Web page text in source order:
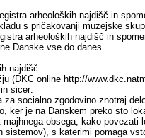
arheoloških najdišč in
s pričakovanji muzejske
arheoloških najdišč in
Danske vse do danes.
najdišč
(DKC online http://
sicer:
socialno zgodovino znotraj
je na Danskem preko sto
obsega, kako povezati
s katerimi pomaga